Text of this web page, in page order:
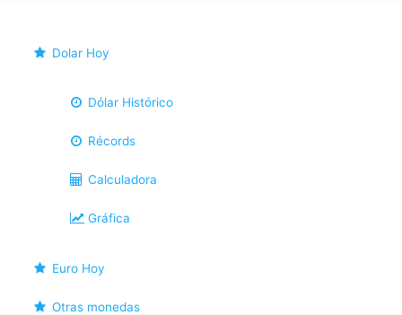
Dolar Hoy
Dólar Histórico
Récords
Calculadora
Gráfica
Euro Hoy
Otras monedas